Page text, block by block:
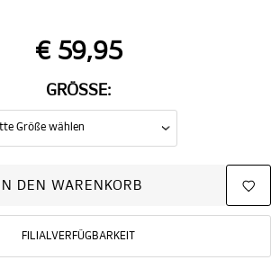
€ 59,95
GRÖSSE:
IN DEN WARENKORB
FILIALVERFÜGBARKEIT